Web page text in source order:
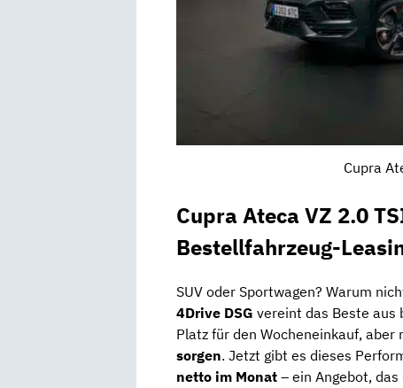
Cupra
Cupra Ateca VZ 2.0
Bestellfahrzeug-
SUV oder Sportwagen? Warum
4Drive DSG vereint das Beste aus
Platz für den Wocheneinkauf, aber
sorgen. Jetzt gibt es dieses
netto im Monat – ein Angebot,